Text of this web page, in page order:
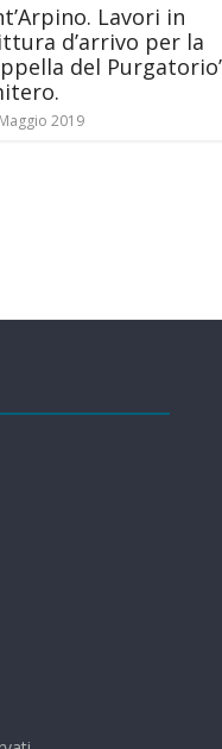
Lavori in
d’arrivo per la
del
2019